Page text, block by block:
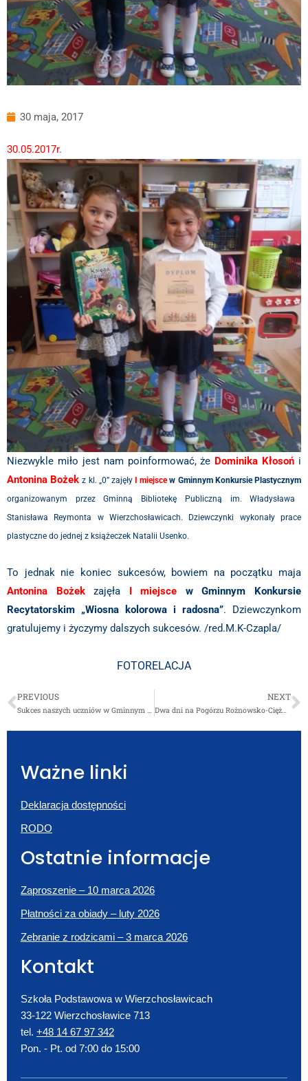
30 maja, 2017
30.05.2017r.
Niezwykle miło jest nam poinformować, że Dominika Kłosoń i
Antonina Bożek z kl. „0” zajęły I miejscew Gminnym Konkursie Plastycznym
organizowanym przez Gminną Bibliotekę Publiczną im. Władysława
Stanisława Reymonta w Wierzchosławicach. Dziewczynki wykonały prace
plastyczne do jednej z książeczek Natalii Usenko.
To jednak nie koniec sukcesów, bowiem na początku maja
Antonina Bożekzajęła I miejsce w Gminnym Konkursie
Recytatorskim „Wiosna kolorowa i radosna”. Dziewczynkom
gratulujemy i życzymy dalszych sukcesów. /red.M.K-Czapla/
FOTORELACJA
PREVIOUS
Sukces naszych uczniów w Gminnym Konkursie Języka Angielskiego
NEXT
Dwa dni na Pogórzu Rożnowsko-Ciężkowickim
Ważne linki
Deklaracja dostępności
RODO
Ostatnie informacje
Zaproszenie – 10 marca 2026
Płatności za obiady – luty 2026
Zebranie z rodzicami – 3 marca 2026
Kontakt
Szkoła Podstawowa w Wierzchosławicach
33-122 Wierzchosławice 713
tel. +48 14 67 97 342
Pon. - Pt. od 7:00 do 15:00